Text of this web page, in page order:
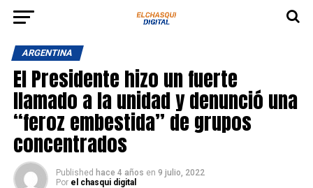
ARGENTINA
El Presidente hizo un fuerte
llamado a la unidad y denunció una
“feroz embestida” de grupos
concentrados
Published hace 4 años en 9 julio, 2022
Por el chasqui digital